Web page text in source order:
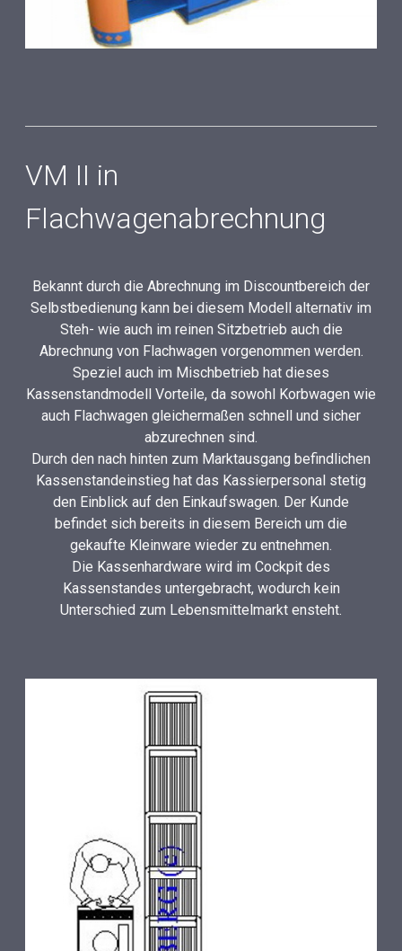
VM II in
Flachwagenabrechnung
Bekannt durch die Abrechnung im Discountbereich der
Selbstbedienung kann bei diesem Modell alternativ im
Steh- wie auch im reinen Sitzbetrieb auch die
Abrechnung von Flachwagen vorgenommen werden.
Speziel auch im Mischbetrieb hat dieses
Kassenstandmodell Vorteile, da sowohl Korbwagen wie
auch Flachwagen gleichermaßen schnell und sicher
abzurechnen sind.
Durch den nach hinten zum Marktausgang befindlichen
Kassenstandeinstieg hat das Kassierpersonal stetig
den Einblick auf den Einkaufswagen. Der Kunde
befindet sich bereits in diesem Bereich um die
gekaufte Kleinware wieder zu entnehmen.
Die Kassenhardware wird im Cockpit des
Kassenstandes untergebracht, wodurch kein
Unterschied zum Lebensmittelmarkt ensteht.